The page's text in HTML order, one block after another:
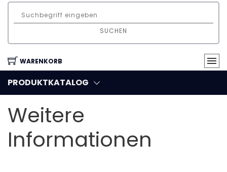
SUCHEN
WARENKORB
PRODUKTKATALOG
Weitere
Informationen